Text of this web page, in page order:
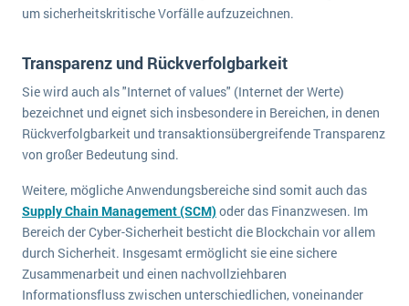
SAP investiert mit zwei strategischen Übernahmen in Enterprise-KI
ERP-Trends in der Produktion
NACHRICHTENARCHIV
um sicherheitskritische Vorfälle aufzuzeichnen.
Transparenz und Rückverfolgbarkeit
Sie wird auch als "Internet of values" (Internet der Werte)
bezeichnet und eignet sich insbesondere in Bereichen, in denen
Rückverfolgbarkeit und transaktionsübergreifende Transparenz
von großer Bedeutung sind.
Weitere, mögliche Anwendungsbereiche sind somit auch das
Supply Chain Management (SCM) oder das Finanzwesen. Im
Bereich der Cyber-Sicherheit besticht die Blockchain vor allem
durch Sicherheit. Insgesamt ermöglicht sie eine sichere
Zusammenarbeit und einen nachvollziehbaren
Informationsfluss zwischen unterschiedlichen, voneinander